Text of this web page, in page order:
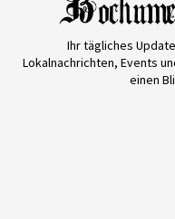
Ihr tägliches
Lokalnachrichten, Events
einen